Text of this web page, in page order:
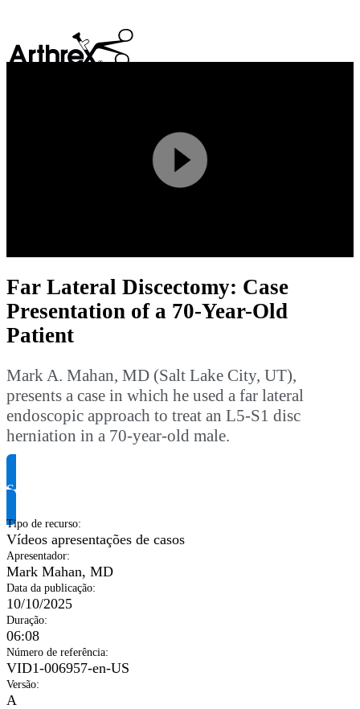
Play
Video
Far Lateral Discectomy: Case
Presentation of a 70-Year-Old
Patient
Mark A. Mahan, MD (Salt Lake City, UT),
presents a case in which he used a far lateral
endoscopic approach to treat an L5-S1 disc
herniation in a 70-year-old male.
Solicite informação do produto
Tipo de recurso:
Vídeos apresentações de casos
Apresentador:
Mark Mahan, MD
Data da publicação:
10/10/2025
Duração:
06:08
Número de referência:
VID1-006957-en-US
Versão:
A